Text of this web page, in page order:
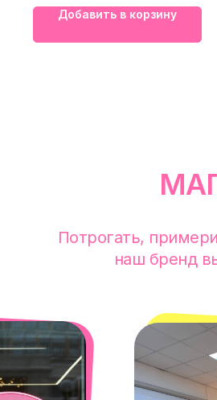
Добавить в корзину
Потрогать,
наш бренд